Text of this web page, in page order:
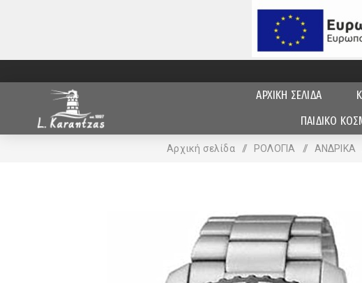
ΑΡΧΙΚΗ ΣΕΛΙΔΑ
ΠΑΙΔΙΚΟ
Αρχική σελίδα / ΡΟΛΟΓΙΑ / ΑΝΔΡΙΚA